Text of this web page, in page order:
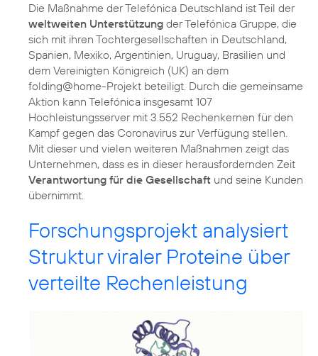
Die Maßnahme der Telefónica Deutschland ist Teil der
weltweiten Unterstützung der Telefónica Gruppe, die
sich mit ihren Tochtergesellschaften in Deutschland,
Spanien, Mexiko, Argentinien, Uruguay, Brasilien und
dem Vereinigten Königreich (UK) an dem
folding@home-Projekt beteiligt. Durch die gemeinsame
Aktion kann Telefónica insgesamt 107
Hochleistungsserver mit 3.552 Rechenkernen für den
Kampf gegen das Coronavirus zur Verfügung stellen.
Mit dieser und vielen weiteren Maßnahmen zeigt das
Unternehmen, dass es in dieser herausfordernden Zeit
Verantwortung für die Gesellschaft und seine Kunden
übernimmt.
Forschungsprojekt analysiert
Struktur viraler Proteine über
verteilte Rechenleistung